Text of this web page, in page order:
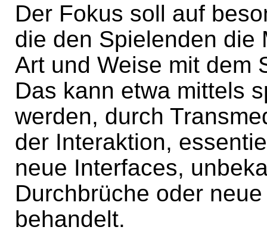
Der Fokus soll auf
die den Spielenden die
Art und Weise mit dem
Das kann etwa mittels
werden, durch
der Interaktion,
neue Interfaces,
Durchbrüche oder
behandelt.